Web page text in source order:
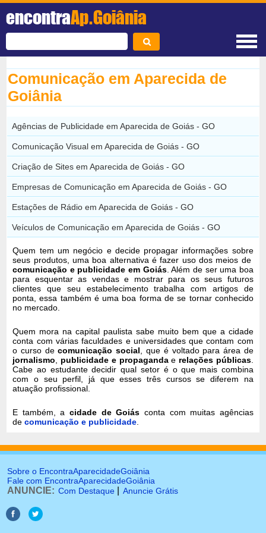
encontraAp.Goiânia
Comunicação em Aparecida de
Goiânia
Agências de Publicidade em Aparecida de Goiás - GO
Comunicação Visual em Aparecida de Goiás - GO
Criação de Sites em Aparecida de Goiás - GO
Empresas de Comunicação em Aparecida de Goiás - GO
Estações de Rádio em Aparecida de Goiás - GO
Veículos de Comunicação em Aparecida de Goiás - GO
Quem tem um negócio e decide propagar informações sobre
seus produtos, uma boa alternativa é fazer uso dos meios de
comunicação e publicidade em Goiás. Além de ser uma boa
para esquentar as vendas e mostrar para os seus futuros
clientes que seu estabelecimento trabalha com artigos de
ponta, essa também é uma boa forma de se tornar conhecido
no mercado.
Quem mora na capital paulista sabe muito bem que a cidade
conta com várias faculdades e universidades que contam com
o curso decomunicação social , que é voltado para área de
jornalismo
publicidade e propagandae relações públicas.
Cabe ao estudante decidir qual setor é o que mais combina
com o seu perfil, já que esses três cursos se diferem na
atuação profissional.
E também, acidade de Goiás conta com muitas agências
decomunicação e publicidade
Sobre o EncontraAparecidadeGoiânia
Fale com EncontraAparecidadeGoiânia
ANUNCIE: Com Destaque Anuncie Grátis